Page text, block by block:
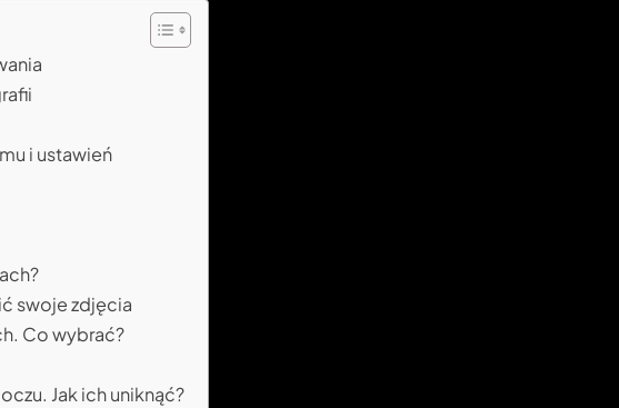
i ustawień
swoje zdjęcia
Co wybrać?
Jak ich uniknąć?